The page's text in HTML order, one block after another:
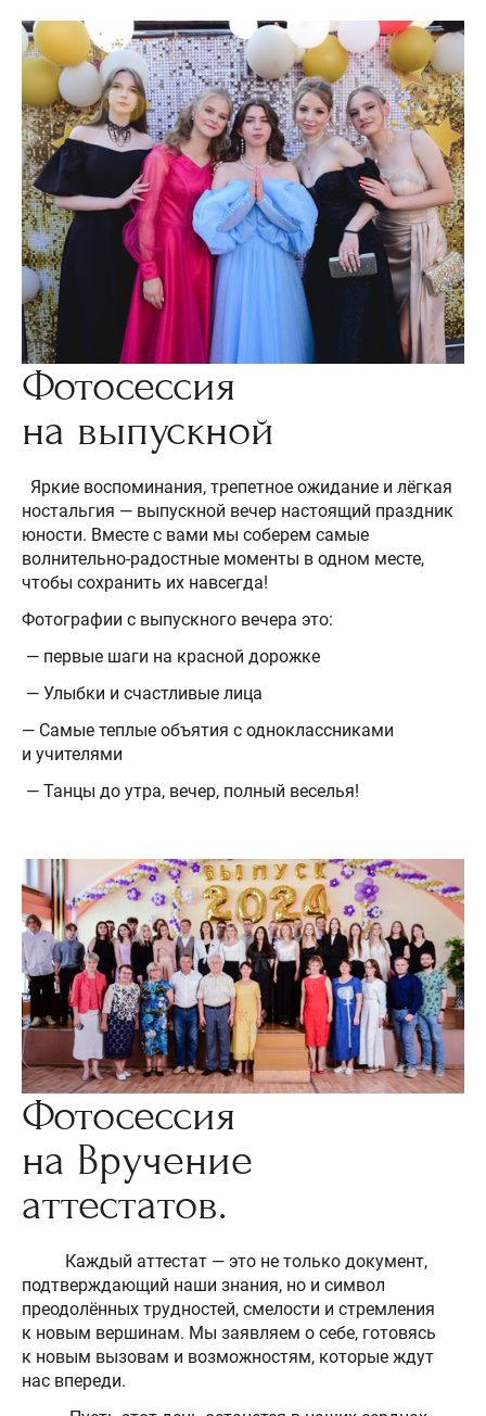
Фотосессия
на выпускной
Яркие воспоминания, трепетное ожидание и лёгкая
ностальгия — выпускной вечер настоящий праздник
юности. Вместе с вами мы соберем самые
волнительно-радостные моменты в одном месте,
чтобы сохранить их навсегда!
Фотографии с выпускного вечера это:
— первые шаги на красной дорожке
— Улыбки и счастливые лица
— Самые теплые объятия с одноклассниками
и учителями
— Танцы до утра, вечер, полный веселья!
Фотосессия
на Вручение
аттестатов.
Каждый аттестат — это не только документ,
подтверждающий наши знания, но и символ
преодолённых трудностей, смелости и стремления
к новым вершинам. Мы заявляем о себе, готовясь
к новым вызовам и возможностям, которые ждут
нас впереди.